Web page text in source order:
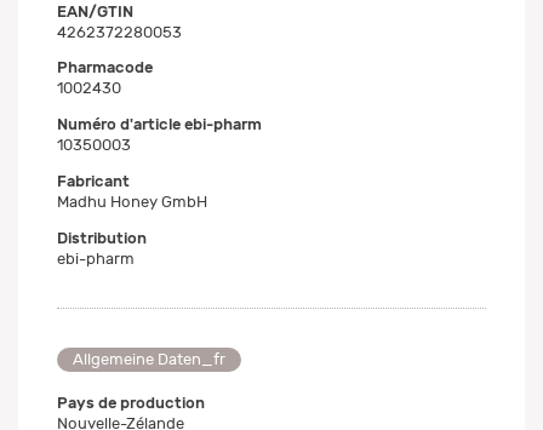
EAN/GTIN
4262372280053
Pharmacode
1002430
Numéro d'article ebi-pharm
10350003
Fabricant
Madhu Honey GmbH
Distribution
ebi-pharm
Allgemeine Daten_fr
Pays de production
Nouvelle-Zélande